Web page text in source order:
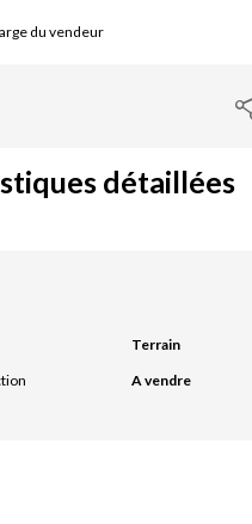
du vendeur
détaillées
Terrain
A vendre